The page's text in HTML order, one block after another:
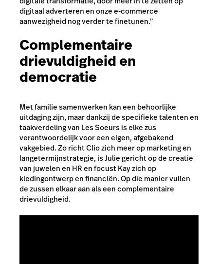
digitaal adverteren en onze e-commerce
aanwezigheid nog verder te finetunen.”
Complementaire
drievuldigheid en
democratie
Met familie samenwerken kan een behoorlijke
uitdaging zijn, maar dankzij de specifieke talenten en
taakverdeling van Les Soeurs is elke zus
verantwoordelijk voor een eigen, afgebakend
vakgebied. Zo richt Clio zich meer op marketing en
langetermijnstrategie, is Julie gericht op de creatie
van juwelen en HR en focust Kay zich op
kledingontwerp en financiën. Op die manier vullen
de zussen elkaar aan als een complementaire
drievuldigheid.